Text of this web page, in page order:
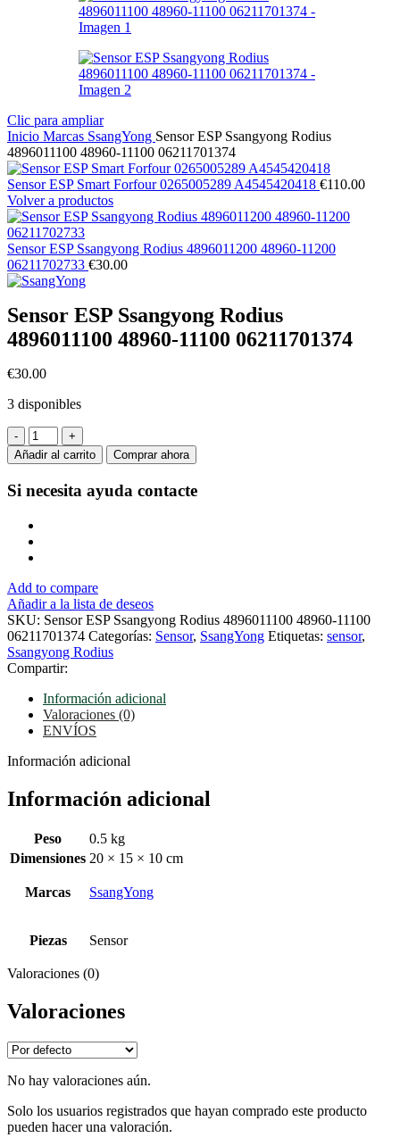
Clic para ampliar
Inicio Marcas SsangYong Sensor ESP Ssangyong Rodius
4896011100 48960-11100 06211701374
Sensor ESP Smart Forfour 0265005289 A4545420418 €110.00
Volver a productos
Sensor ESP Ssangyong Rodius 4896011200 48960-11200
06211702733 €30.00
Sensor ESP Ssangyong Rodius
4896011100 48960-11100 06211701374
€30.00
3 disponibles
Sensor
ESP
Ssangyong
Rodius
4896011100
11100
06211701374
cantidad
Añadir al carrito Comprar ahora
Si necesita ayuda contacte
Add to compare
Añadir a la lista de deseos
SKU: Sensor ESP Ssangyong Rodius 4896011100 48960-11100
06211701374 Categorías: Sensor, SsangYong Etiquetas: sensor,
Ssangyong Rodius
Compartir:
Información adicional
Valoraciones (0)
ENVÍOS
Información adicional
Información adicional
Peso
0.5 kg
Dimensiones 20 × 15 × 10 cm
Marcas SsangYong
Piezas Sensor
Valoraciones (0)
Valoraciones
No hay valoraciones aún.
Solo los usuarios registrados que hayan comprado este producto
pueden hacer una valoración.